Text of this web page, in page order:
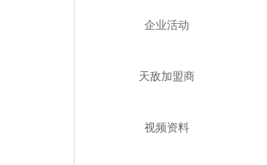
企业活动
天敌加盟商
视频资料